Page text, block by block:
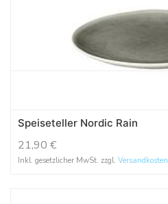
Speiseteller Nordic Rain
21,90 €
Inkl. gesetzlicher MwSt. zzgl. Versandkosten